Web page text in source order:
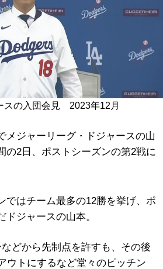
の入団会見 2023年12月
ジャーリーグ・ドジャースの山
の2日、ポストシーズンの第2戦に
はチーム最多の12勝を挙げ、ポ
ドジャースの山本。
どから先制点を許すも、その後
ウトにするなど堂々のピッチン